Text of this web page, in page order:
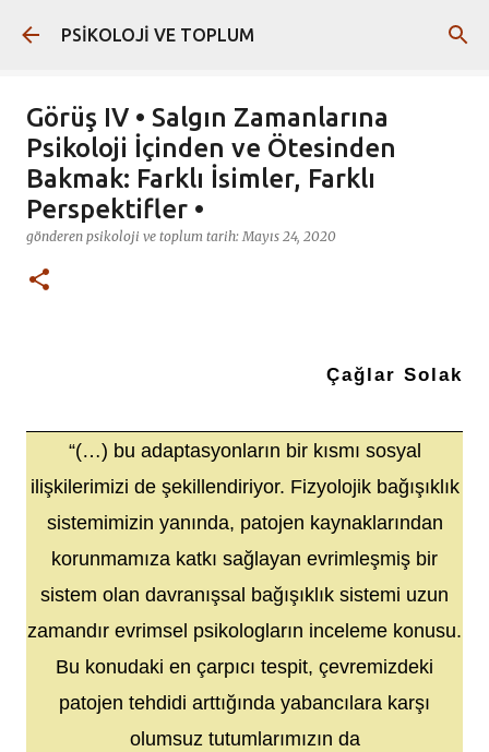
Ana içeriğe atla
PSİKOLOJİ VE TOPLUM
Görüş IV • Salgın Zamanlarına
Psikoloji İçinden ve Ötesinden
Bakmak: Farklı İsimler, Farklı
Perspektifler •
gönderen psikoloji ve toplum tarih:Mayıs 24, 2020
Çağlar Solak
“(…) bu adaptasyonların bir kısmı sosyal
ilişkilerimizi de şekillendiriyor. Fizyolojik bağışıklık
sistemimizin yanında, patojen kaynaklarından
korunmamıza katkı sağlayan evrimleşmiş bir
sistem olan davranışsal bağışıklık sistemi uzun
zamandır evrimsel psikologların inceleme konusu.
Bu konudaki en çarpıcı tespit, çevremizdeki
patojen tehdidi arttığında yabancılara karşı
olumsuz tutumlarımızın da